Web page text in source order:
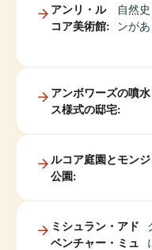
アンリ・ル
コア美術館:
自然
ンが
アンボワーズの噴
ス様式の邸宅:
ルコア庭園とモン
公園:
ミシュラン・アド
ベンチャー・ミュ